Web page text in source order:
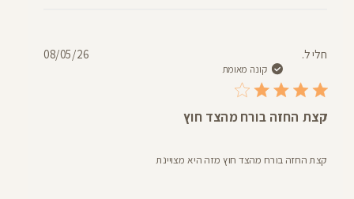
חלי ל.
קונה מאומת
קצת החזה בורח מהצד חוץ
קצת החזה בורח מהצד חוץ מזה היא מצויינת
תאריך08/05/26